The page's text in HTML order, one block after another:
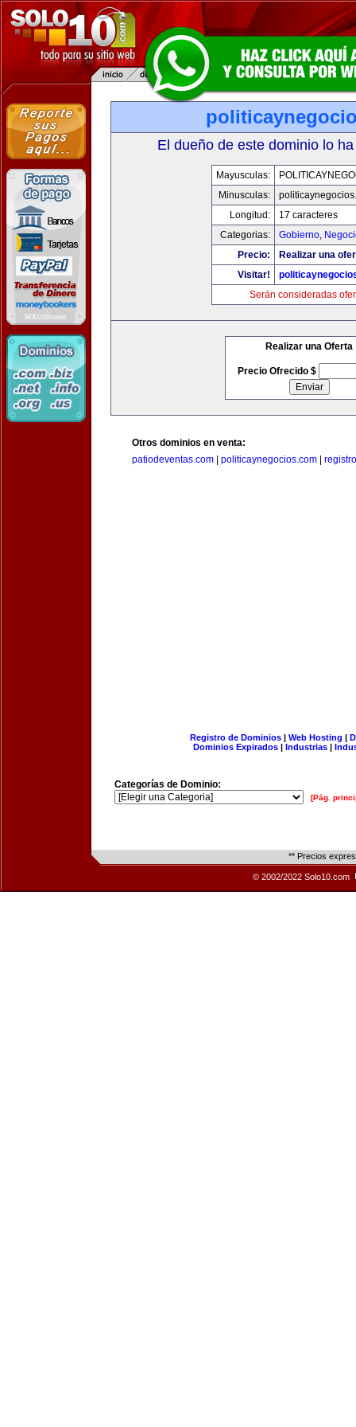
El dueño de este dominio lo
Mayusculas:
Minusculas:
Longitud:
17 caracteres
Categorias:
Gobierno,
Precio:
Realizar una
Visitar!
Serán consideradas
Realizar una Oferta
Precio Ofrecido $
Otros dominios en venta:
patiodeventas.com
politicaynegocios.com
Registro de Dominios| Web Hosting |
Dominios Expirados | Industrias |
Categorías de Dominio:
[Pág.
** Precios
© 2002/2022 Solo10.com